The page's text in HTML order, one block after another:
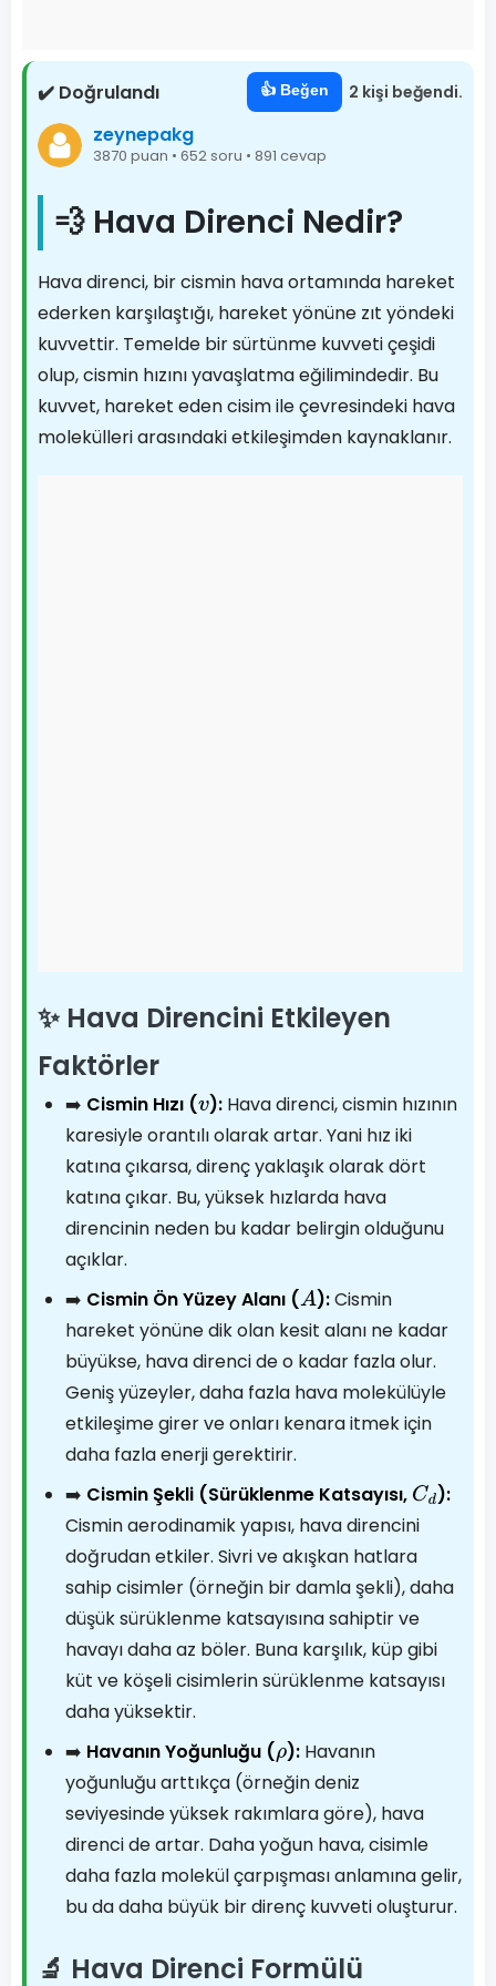
✔️ Doğrulandı 👍 Beğen 2 kişi beğendi.
zeynepakg
3870 puan • 652 soru • 891 cevap
💨 Hava Direnci Nedir?
Hava direnci, bir cismin hava ortamında hareket
ederken karşılaştığı, hareket yönüne zıt yöndeki
kuvvettir. Temelde bir sürtünme kuvveti çeşidi
olup, cismin hızını yavaşlatma eğilimindedir. Bu
kuvvet, hareket eden cisim ile çevresindeki hava
molekülleri arasındaki etkileşimden kaynaklanır.
✨ Hava Direncini Etkileyen
Faktörler
➡️ Cismin Hızı (v):Hava direnci, cismin hızının
karesiyle orantılı olarak artar. Yani hız iki
katına çıkarsa, direnç yaklaşık olarak dört
katına çıkar. Bu, yüksek hızlarda hava
direncinin neden bu kadar belirgin olduğunu
açıklar.
➡️ Cismin Ön Yüzey Alanı (A ):Cismin
hareket yönüne dik olan kesit alanı ne kadar
büyükse, hava direnci de o kadar fazla olur.
Geniş yüzeyler, daha fazla hava molekülüyle
etkileşime girer ve onları kenara itmek için
daha fazla enerji gerektirir.
➡️ Cismin Şekli (Sürüklenme Katsayısı, Cd):
Cismin aerodinamik yapısı, hava direncini
doğrudan etkiler. Sivri ve akışkan hatlara
sahip cisimler (örneğin bir damla şekli), daha
düşük sürüklenme katsayısına sahiptir ve
havayı daha az böler. Buna karşılık, küp gibi
küt ve köşeli cisimlerin sürüklenme katsayısı
daha yüksektir.
➡️ Havanın Yoğunluğu (ρ): Havanın
yoğunluğu arttıkça (örneğin deniz
seviyesinde yüksek rakımlara göre), hava
direnci de artar. Daha yoğun hava, cisimle
daha fazla molekül çarpışması anlamına gelir,
bu da daha büyük bir direnç kuvveti oluşturur.
🔬 Hava Direnci Formülü